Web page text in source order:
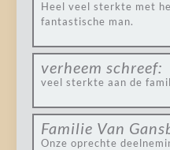
Heel veel sterkte met
fantastische man.
verheem schreef:
veel sterkte aan de
Familie Van
Onze oprechte